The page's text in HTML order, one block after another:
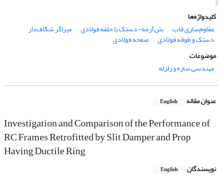
کلیدواژه‌ها
مقاوم‌سازی قاب
بتن‌آرمه- دستک با حلقه فولادی میراگر شکاف‌دار
دستک و طوقه فولادی
صفحه فولادی
موضوعات
مهندسی سازه و زلزله
عنوان مقاله English
Investigation and Comparison of the Performance of
RC Frames Retrofitted by Slit Damper and Prop
Having Ductile Ring
نویسندگان English